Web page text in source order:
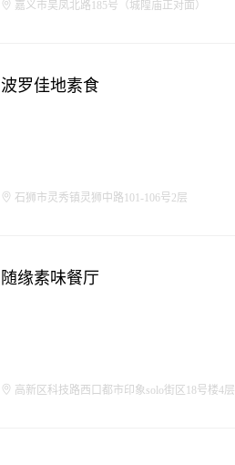
嘉义市吴凤北路185号（城隍庙正对面）
波罗佳地素食
石狮市灵秀镇灵狮中路101-106号2层
随缘素味餐厅
高新区科技路西口都市印象solo街区18号楼4层